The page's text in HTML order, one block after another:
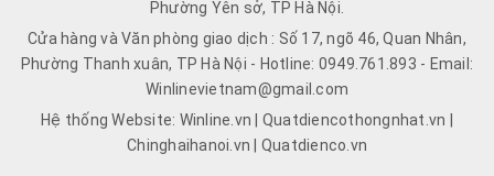
Phường Yên sở, TP Hà Nội.
Cửa hàng và Văn phòng giao dịch : Số 17, ngõ 46, Quan Nhân,
Phường Thanh xuân, TP Hà Nội - Hotline: 0949.761.893 - Email:
Winlinevietnam@gmail.com
Hệ thống Website: Winline.vn | Quatdiencothongnhat.vn |
Chinghaihanoi.vn | Quatdienco.vn